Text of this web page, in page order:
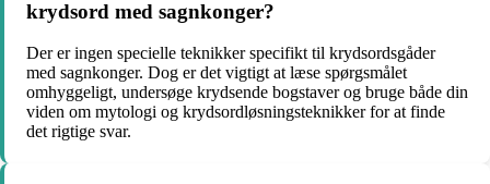
krydsord med sagnkonger?
Der er ingen specielle teknikker specifikt til krydsordsgåder
med sagnkonger. Dog er det vigtigt at læse spørgsmålet
omhyggeligt, undersøge krydsende bogstaver og bruge både din
viden om mytologi og krydsordløsningsteknikker for at finde
det rigtige svar.